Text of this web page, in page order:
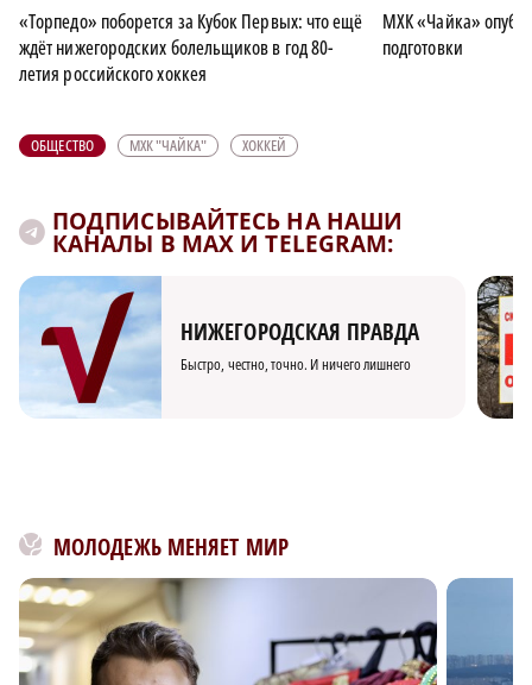
«Торпедо» поборется за Кубок Первых: что ещё
ждёт нижегородских болельщиков в год 80-
летия российского хоккея
МХК «Чайка»
подготовки
ОБЩЕСТВО МХК "ЧАЙКА" ХОККЕЙ
ПОДПИСЫВАЙТЕСЬ НА НАШИ
КАНАЛЫ В MAX И TELEGRAM:
НИЖЕГОРОДСКАЯ ПРАВДА
Быстро, честно, точно. И ничего лишнего
МОЛОДЕЖЬ МЕНЯЕТ МИР